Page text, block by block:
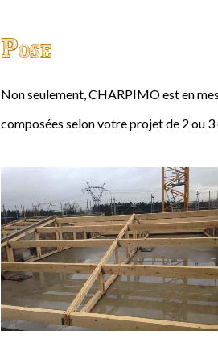
Pose
Non seulement, CHARPIMO est en
composées selon votre projet de 2 ou